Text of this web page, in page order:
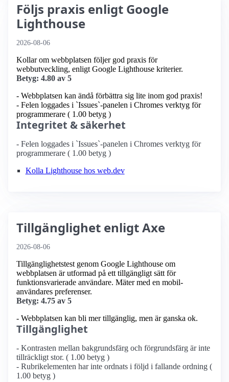
Följs praxis enligt Google
Lighthouse
2026-08-06
Kollar om webbplatsen följer god praxis för
webbutveckling, enligt Google Lighthouse kriterier.
Betyg: 4.80 av 5
- Webbplatsen kan ändå förbättra sig lite inom god praxis!
- Felen loggades i `Issues`-panelen i Chromes verktyg för
programmerare ( 1.00 betyg )
Integritet & säkerhet
- Felen loggades i `Issues`-panelen i Chromes verktyg för
programmerare ( 1.00 betyg )
Kolla Lighthouse hos web.dev
Tillgänglighet enligt Axe
2026-08-06
Tillgänglighetstest genom Google Lighthouse om
webbplatsen är utformad på ett tillgängligt sätt för
funktionsvarierade användare. Mäter med en mobil­
användares preferenser.
Betyg: 4.75 av 5
- Webbplatsen kan bli mer tillgänglig, men är ganska ok.
Tillgänglighet
- Kontrasten mellan bakgrundsfärg och förgrundsfärg är inte
tillräckligt stor. ( 1.00 betyg )
- Rubrikelementen har inte ordnats i följd i fallande ordning (
1.00 betyg )